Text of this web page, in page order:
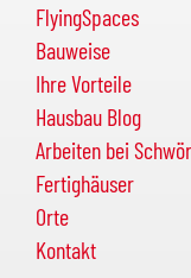
FlyingSpaces
Bauweise
Ihre Vorteile
Hausbau Blog
Arbeiten bei
Fertighäuser
Orte
Kontakt